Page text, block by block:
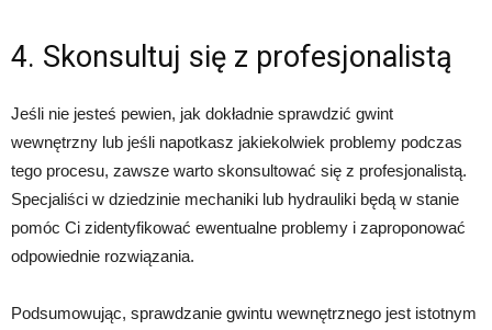
4. Skonsultuj się z profesjonalistą
Jeśli nie jesteś pewien, jak dokładnie sprawdzić gwint
wewnętrzny lub jeśli napotkasz jakiekolwiek problemy podczas
tego procesu, zawsze warto skonsultować się z profesjonalistą.
Specjaliści w dziedzinie mechaniki lub hydrauliki będą w stanie
pomóc Ci zidentyfikować ewentualne problemy i zaproponować
odpowiednie rozwiązania.
Podsumowując, sprawdzanie gwintu wewnętrznego jest istotnym